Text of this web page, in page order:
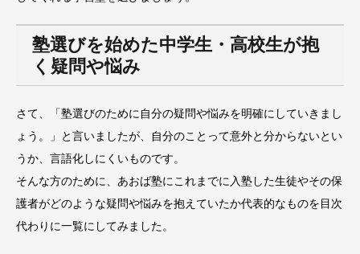
塾選びを始めた中学生・高校生が抱
く疑問や悩み
さて、「塾選びのために自分の疑問や悩みを明確にしていきまし
ょう。」と言いましたが、自分のことって意外と分からないとい
うか、言語化しにくいものです。
そんな方のために、あおば塾にこれまでに入塾した生徒やその保
護者がどのような疑問や悩みを抱えていたか代表的なものを目次
代わりに一覧にしてみました。